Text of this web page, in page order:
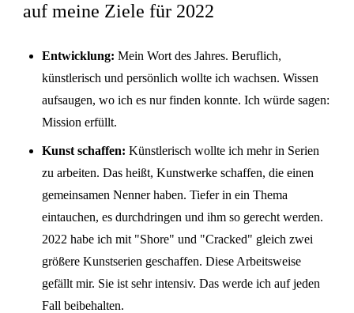
auf meine Ziele für 2022
Entwicklung: Mein Wort des Jahres. Beruflich,
künstlerisch und persönlich wollte ich wachsen. Wissen
aufsaugen, wo ich es nur finden konnte. Ich würde sagen:
Mission erfüllt.
Kunst schaffen: Künstlerisch wollte ich mehr in Serien
zu arbeiten. Das heißt, Kunstwerke schaffen, die einen
gemeinsamen Nenner haben. Tiefer in ein Thema
eintauchen, es durchdringen und ihm so gerecht werden.
2022 habe ich mit "Shore" und "Cracked" gleich zwei
größere Kunstserien geschaffen. Diese Arbeitsweise
gefällt mir. Sie ist sehr intensiv. Das werde ich auf jeden
Fall beibehalten.